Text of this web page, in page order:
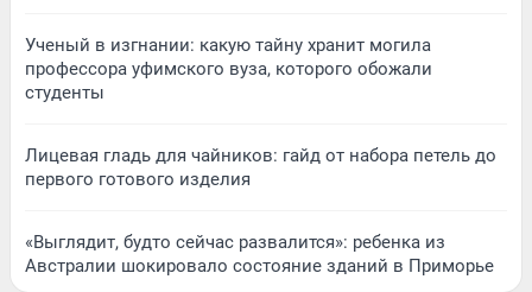
Ученый в изгнании: какую тайну хранит могила
профессора уфимского вуза, которого обожали
студенты
Лицевая гладь для чайников: гайд от набора петель до
первого готового изделия
«Выглядит, будто сейчас развалится»: ребенка из
Австралии шокировало состояние зданий в Приморье